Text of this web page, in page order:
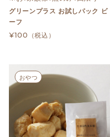
グリーンプラス お試しパック ビ
ーフ
¥100 （税込）
おやつ